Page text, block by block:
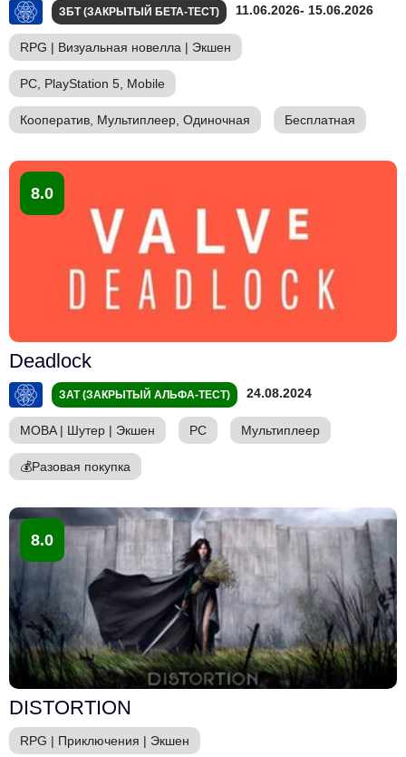
ЗБТ (ЗАКРЫТЫЙ БЕТА-ТЕСТ) 11.06.2026- 15.06.2026
RPG | Визуальная новелла | Экшен
PC, PlayStation 5, Mobile
Кооператив, Мультиплеер, Одиночная Бесплатная
8.0
Deadlock
ЗАТ (ЗАКРЫТЫЙ АЛЬФА-ТЕСТ) 24.08.2024
MOBA| Шутер | Экшен PC Мультиплеер
💰Разовая покупка
8.0
DISTORTION
RPG | Приключения | Экшен